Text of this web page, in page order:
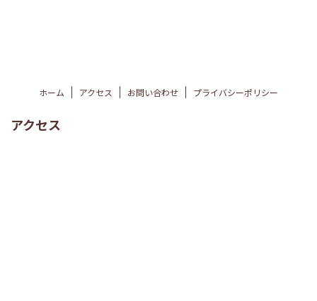
ホーム アクセス お問い合わせ プライバシーポリシー
アクセス